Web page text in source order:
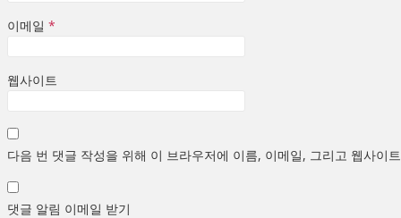
이메일 *
웹사이트
다음 번 댓글 작성을 위해 이 브라우저에 이름, 이메일, 그리고 웹사이
댓글 알림 이메일 받기